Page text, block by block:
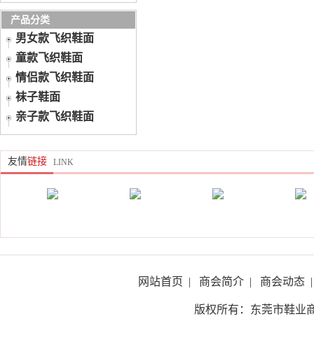
产品分类
男女款飞织鞋面
童款飞织鞋面
情侣款飞织鞋面
袜子鞋面
亲子款飞织鞋面
友情链接 LINK
网站首页 | 商会简介 | 商会动态 |
版权所有：东莞市鞋业